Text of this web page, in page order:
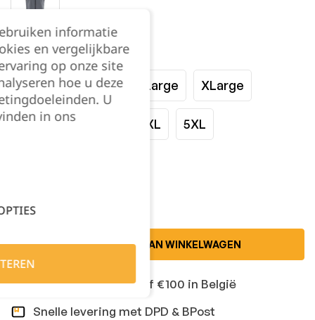
Maat:
Small Medium Large XLarge
XXLarge 4XL 5XL
TOEVOEGEN AAN WINKELWAGEN
Gratis levering vanaf €100 in België
Snelle levering met DPD & BPost
informatie
en vergelijkbare
op onze site
hoe u deze
U
in ons